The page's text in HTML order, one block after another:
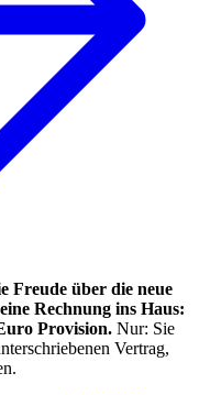
Freude über die neue
Rechnung ins Haus:
Provision. Nur: Sie
Vertrag,